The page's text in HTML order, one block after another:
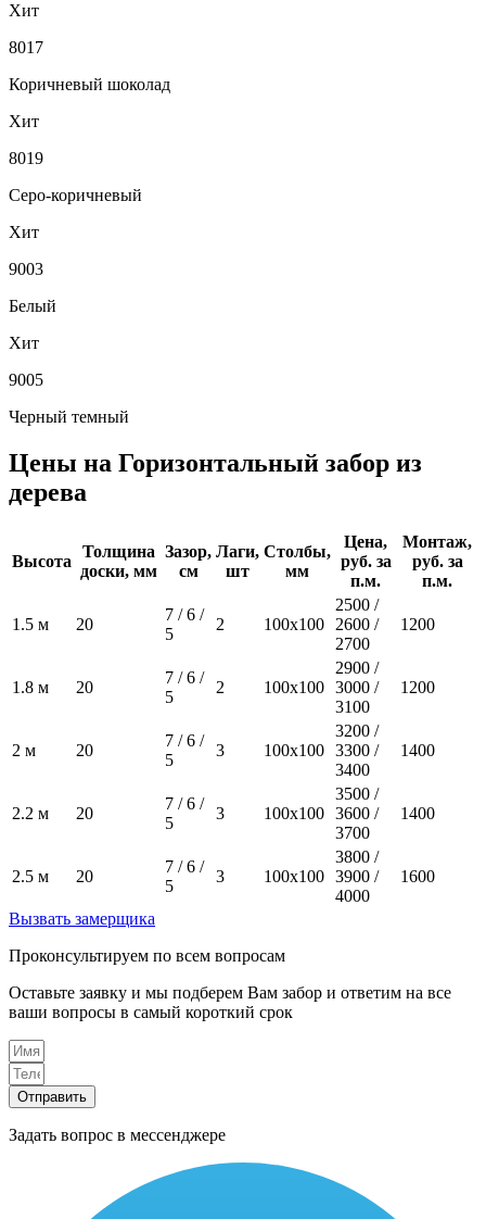
Хит
8017
Коричневый шоколад
Хит
8019
Серо-коричневый
Хит
9003
Белый
Хит
9005
Черный темный
Цены на Горизонтальный забор из
дерева
Высота
Толщина
доски, мм
Зазор,
см
Лаги,
шт
Столбы,
мм
Цена,
руб. за
п.м.
Монтаж,
руб. за
п.м.
1.5 м 20
7 / 6 /
5
2 100х100
2500 /
2600 /
2700
1200
1.8 м 20
7 / 6 /
5
2 100х100
2900 /
3000 /
3100
1200
2 м 20
7 / 6 /
5
3 100х100
3200 /
3300 /
3400
1400
2.2 м 20
7 / 6 /
5
3 100х100
3500 /
3600 /
3700
1400
2.5 м 20
7 / 6 /
5
3 100х100
3800 /
3900 /
4000
1600
Вызвать замерщика
Проконсультируем по всем вопросам
Оставьте заявку и мы подберем Вам забор и ответим на все
ваши вопросы в самый короткий срок
Отправить
Задать вопрос в мессенджере